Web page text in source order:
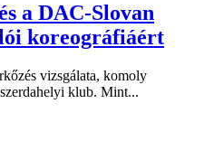
a DAC-Slovan
koreográfiáért
vizsgálata, komoly
klub. Mint...